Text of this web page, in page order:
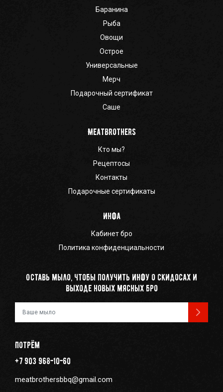
Баранина
Рыба
Овощи
Острое
Универсальные
Мерч
Подарочный сертификат
Саше
Meatbrothers
Кто мы?
Рецептосы
Контакты
Подарочные сертификаты
Инфа
Кабинет бро
Политика конфиденциальности
Оставь мыло, чтобы получить инфу о скидосах и
выходе новых мясных бро
Потрём
+7 903 968-10-60
meatbrothersbbq@gmail.com